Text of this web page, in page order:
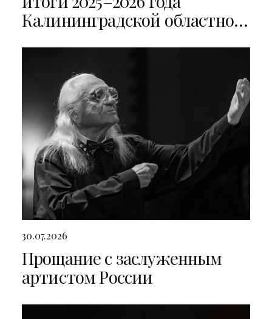
Калининградской областной
30.07.2026
Прощание с заслуженным
артистом России